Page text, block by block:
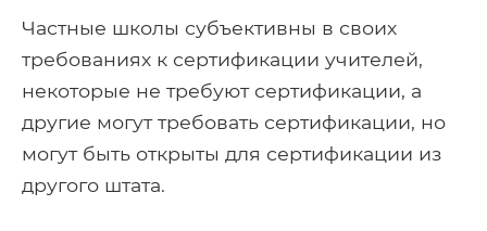
Частные школы субъективны в своих
требованиях к сертификации учителей,
некоторые не требуют сертификации, а
другие могут требовать сертификации, но
могут быть открыты для сертификации из
другого штата.